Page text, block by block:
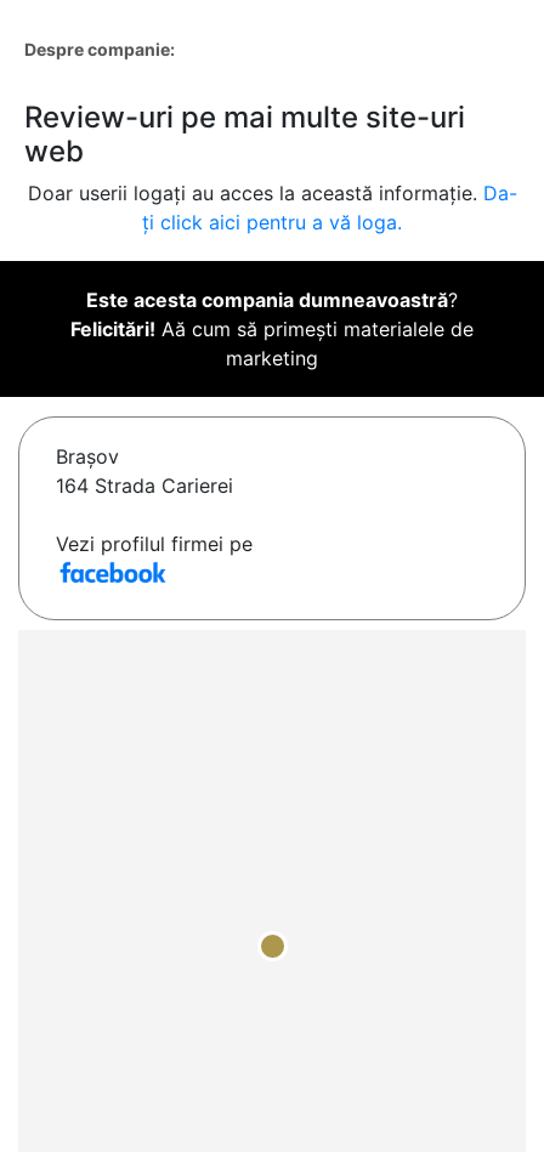
Despre companie:
Review-uri pe mai multe site-uri
web
Doar userii logați au acces la această informație. Da-
ți click aici pentru a vă loga.
Este acesta compania dumneavoastră?
Felicitări! Aă cum să primești materialele de
marketing
Braşov
164 Strada Carierei
Vezi profilul firmei pe